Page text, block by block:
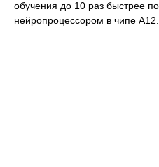
обучения до 10 раз быстрее
нейропроцессором в чипе A12.